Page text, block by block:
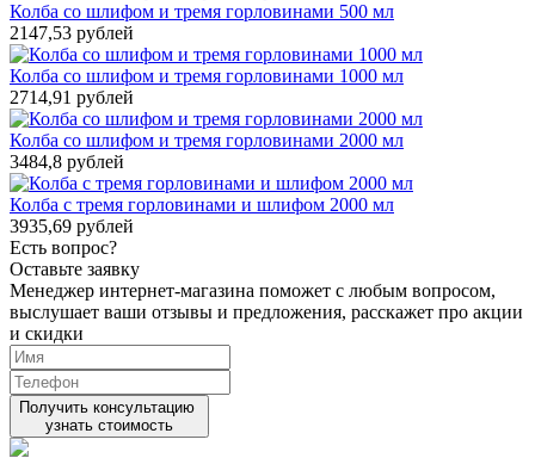
Колба со шлифом и тремя горловинами 500 мл
2147,53 рублей
Колба со шлифом и тремя горловинами 1000 мл
2714,91 рублей
Колба со шлифом и тремя горловинами 2000 мл
3484,8 рублей
Колба с тремя горловинами и шлифом 2000 мл
3935,69 рублей
Есть вопрос?
Оставьте заявку
Менеджер интернет-магазина поможет с любым вопросом,
выслушает ваши отзывы и предложения, расскажет про акции
и скидки
Получить консультацию
узнать стоимость